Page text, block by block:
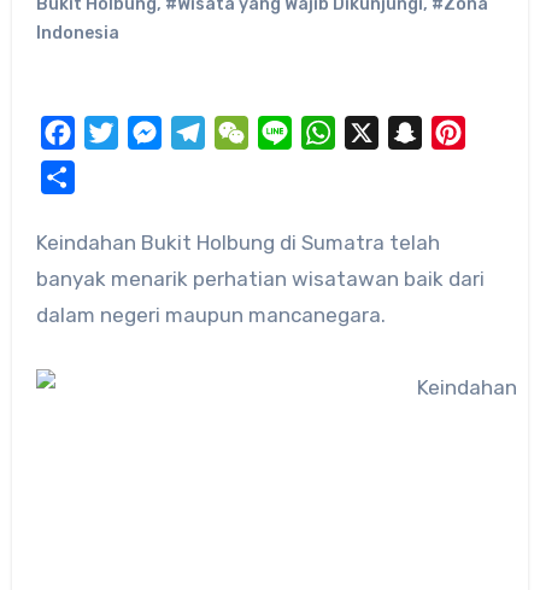
Bukit Holbung, #Wisata yang Wajib Dikunjungi, #Zona
Indonesia
FacebookTwitterMessengerTelegramWeChat
Line WhatsApp Snapchat
Keindahan Bukit Holbung di Sumatra telah
banyak menarik perhatian wisatawan baik dari
dalam negeri maupun mancanegara.